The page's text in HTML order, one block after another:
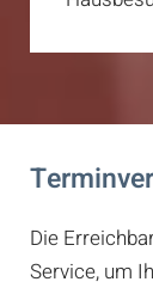
Die
Service, um